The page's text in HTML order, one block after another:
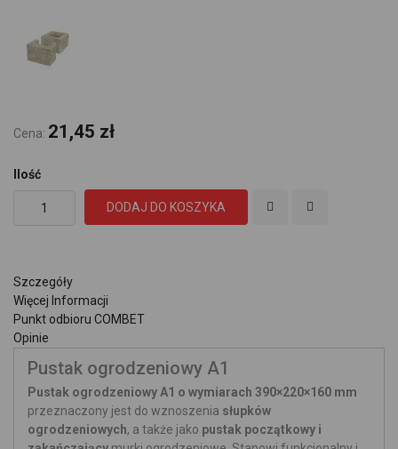
Cena: 21,45 zł
Ilość
DODAJ DO KOSZYKA
Szczegóły
Więcej Informacji
Punkt odbioru COMBET
Opinie
Pustak ogrodzeniowy A1
Pustak ogrodzeniowy A1 o wymiarach 390×220×160 mm
przeznaczony jest do wznoszenia słupków
ogrodzeniowych, a także jako pustak początkowy i